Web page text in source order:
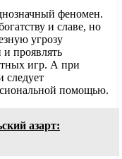
феномен.
и славе, но
угрозу
проявлять
игр. А при
следует
помощью.
азарт: